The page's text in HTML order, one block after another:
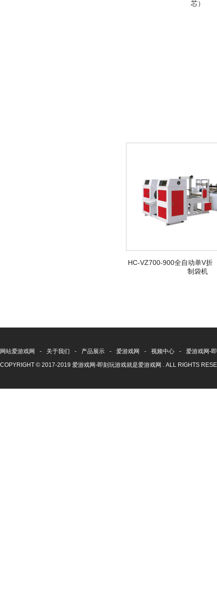
芯）
HC-VZ700-900全自动单V折
制袋机
网站爱游戏网 - 关于我们 - 产品展示 - 爱游戏网 - 视频中心 -
爱游戏网-
COPYRIGHT © 2017-2019 爱游戏网-即刻玩游戏就是爱游戏网 . ALL RIGHTS